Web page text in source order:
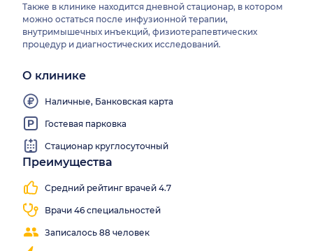
Также в клинике находится дневной стационар, в котором
можно остаться после инфузионной терапии,
внутримышечных инъекций, физиотерапевтических
процедур и диагностических исследований.
О клинике
Наличные, Банковская карта
Гостевая парковка
Стационар круглосуточный
Преимущества
Средний рейтинг врачей 4.7
Врачи 46 специальностей
Записалось 88 человек
Работаем
выходные